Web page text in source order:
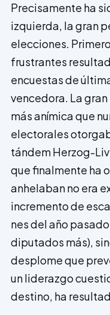
Precisamente ha
izquierda, la gran
elecciones.
frustrantes
encuestas de
vencedora. La
más anímica que
electorales
tándem Herzog-
que finalmente ha
anhelaban no era
incremento de
nes del año
diputados más),
desplome que
un liderazgo
destino, ha